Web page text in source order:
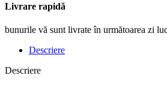
Livrare rapidă
bunurile vă sunt livrate în următoarea zi
Descriere
Descriere